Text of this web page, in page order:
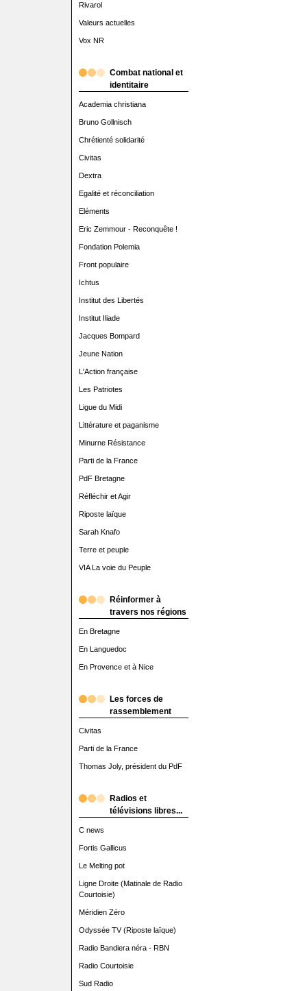
Rivarol
Valeurs actuelles
Vox NR
Combat national et
identitaire
Academia christiana
Bruno Gollnisch
Chrétienté solidarité
Civitas
Dextra
Egalité et réconciliation
Eléments
Eric Zemmour - Reconquête !
Fondation Polemia
Front populaire
Ichtus
Institut des Libertés
Institut Iliade
Jacques Bompard
Jeune Nation
L'Action française
Les Patriotes
Ligue du Midi
Littérature et paganisme
Minurne Résistance
Parti de la France
PdF Bretagne
Réfléchir et Agir
Riposte laïque
Sarah Knafo
Terre et peuple
VIA La voie du Peuple
Réinformer à
travers nos régions
En Bretagne
En Languedoc
En Provence et à Nice
Les forces de
rassemblement
Civitas
Parti de la France
Thomas Joly, président du PdF
Radios et
télévisions libres...
C news
Fortis Gallicus
Le Melting pot
Ligne Droite (Matinale de Radio
Courtoisie)
Méridien Zéro
Odyssée TV (Riposte laïque)
Radio Bandiera néra - RBN
Radio Courtoisie
Sud Radio